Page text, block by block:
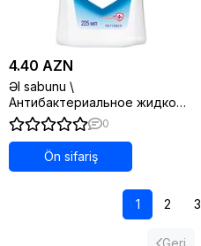
4.40 AZN
Əl sabunu \
Антибактериальное жидкое
мыло Safeguard
Классическое 225 мл
0
Ön sifariş
Geri
1 2 3